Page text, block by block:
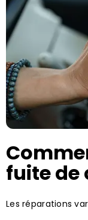
fuite de
Les réparations